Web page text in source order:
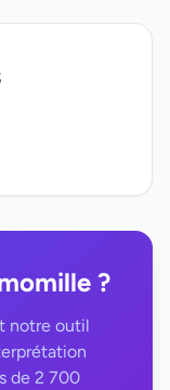
?
notre outil
de 2 700